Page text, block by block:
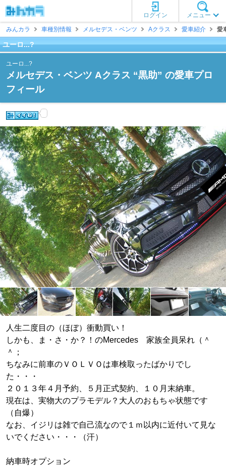
メニュー
ログイン
みんカラ
車種別情報 メルセデス・ベンツ Aクラス 愛車紹介 愛
ユーロ...?
ユーロ...?
メルセデス・ベンツ Aクラス “黒助” の愛車プロ
フィール
人生二度目の（ほぼ）衝動買い！
しかも、ま・さ・か？！のMercedes 家族全員呆れ（＾
＾；
ちなみに前車のＶＯＬＶＯは車検取ったばかりでし
た・・・
２０１３年４月予約、５月正式契約、１０月末納車。
現在は、実物大のプラモデル？大人のおもちゃ状態です
（自爆）
なお、イジリは雑で自己流なので１ｍ以内に近付いて見な
いでください・・・（汗）
納車時オプション